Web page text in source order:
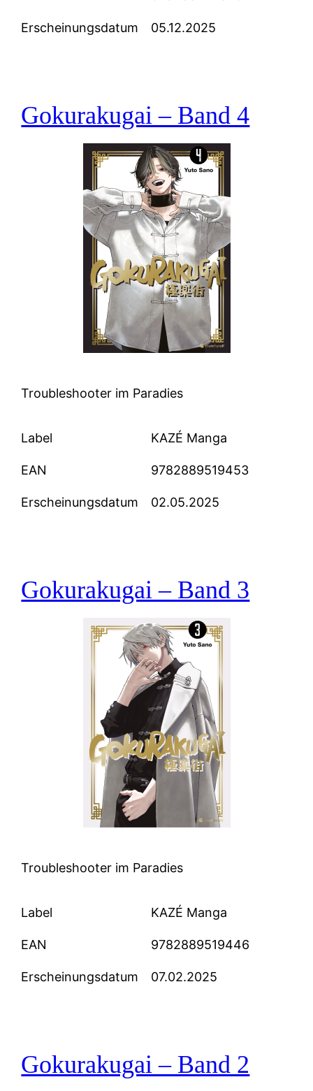
Erscheinungsdatum 05.12.2025
Gokurakugai – Band 4
Troubleshooter im Paradies
Label KAZÉ Manga
EAN 9782889519453
Erscheinungsdatum 02.05.2025
Gokurakugai – Band 3
Troubleshooter im Paradies
Label KAZÉ Manga
EAN 9782889519446
Erscheinungsdatum 07.02.2025
Gokurakugai – Band 2